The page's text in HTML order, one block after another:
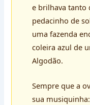
e brilhava tanto
pedacinho de
uma fazenda
coleira azul de
Algodão.
Sempre que a
sua musiquinha: